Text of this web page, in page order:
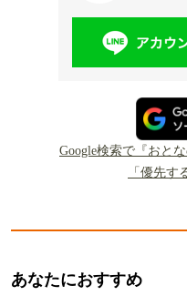
Google検索で『おと
「優先す
あなたにおすすめ